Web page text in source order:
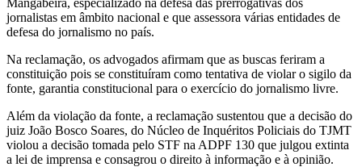
jornalistas em âmbito nacional e que assessora várias entidades de
defesa do jornalismo no país.
Na reclamação, os advogados afirmam que as buscas feriram a
constituição pois se constituíram como tentativa de violar o sigilo da
fonte, garantia constitucional para o exercício do jornalismo livre.
Além da violação da fonte, a reclamação sustentou que a decisão do
juiz João Bosco Soares, do Núcleo de Inquéritos Policiais do TJMT
violou a decisão tomada pelo STF na ADPF 130 que julgou extinta
a lei de imprensa e consagrou o direito à informação e à opinião.